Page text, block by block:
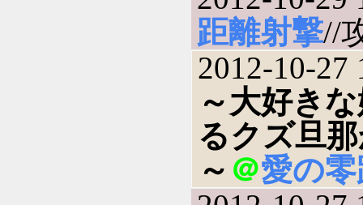
距離射撃//
2012-10-27
～大好き
るクズ旦
～ ＠愛の